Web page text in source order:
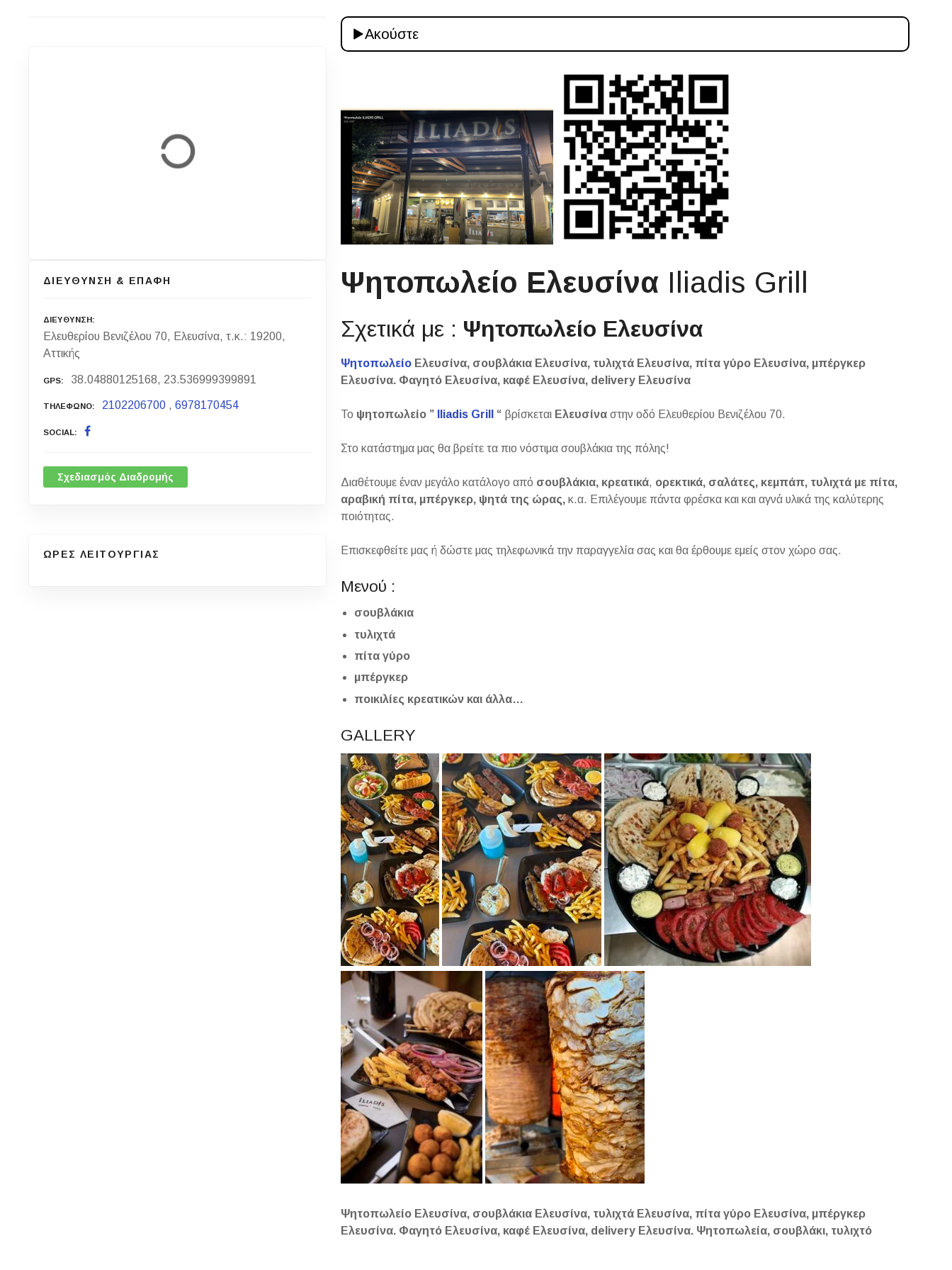
ΔΙΕΥΘΥΝΣΗ & ΕΠΑΦΗ
ΔΙΕΥΘΥΝΣΗ
Ελευθερίου Βενιζέλου 70, Ελευσίνα, τ.κ.: 19200,
Αττικής
GPS 38.04880125168, 23.536999399891
ΤΗΛΕΦΩΝΟ 2102206700 , 6978170454
SOCIAL
Σχεδιασμός Διαδρομής
ΩΡΕΣ ΛΕΙΤΟΥΡΓΙΑΣ
Ακούστε
Ψητοπωλείο Ελευσίνα Iliadis Grill
Σχετικά με : Ψητοπωλείο Ελευσίνα
Ψητοπωλείο Ελευσίνα, σουβλάκια Ελευσίνα, τυλιχτά Ελευσίνα, πίτα γύρο Ελευσίνα, μπέργκερ
Ελευσίνα. Φαγητό Ελευσίνα, καφέ Ελευσίνα, delivery Ελευσίνα
Το ψητοπωλείο ” Iliadis Grill “ βρίσκεται Ελευσίνα στην οδό Ελευθερίου Βενιζέλου 70.
Στο κατάστημα μας θα βρείτε τα πιο νόστιμα σουβλάκια της πόλης!
Διαθέτουμε έναν μεγάλο κατάλογο από σουβλάκια, κρεατικά, ορεκτικά, σαλάτες, κεμπάπ, τυλιχτά με πίτα,
αραβική πίτα, μπέργκερ, ψητά της ώρας,κ.α. Επιλέγουμε πάντα φρέσκα και και αγνά υλικά της καλύτερης
ποιότητας.
Επισκεφθείτε μας ή δώστε μας τηλεφωνικά την παραγγελία σας και θα έρθουμε εμείς στον χώρο σας.
Μενού :
σουβλάκια
τυλιχτά
πίτα γύρο
μπέργκερ
ποικιλίες κρεατικών και άλλα…
GALLERY
Ψητοπωλείο Ελευσίνα, σουβλάκια Ελευσίνα, τυλιχτά Ελευσίνα, πίτα γύρο Ελευσίνα, μπέργκερ
Ελευσίνα. Φαγητό Ελευσίνα, καφέ Ελευσίνα, delivery Ελευσίνα. Ψητοπωλεία, σουβλάκι, τυλιχτό